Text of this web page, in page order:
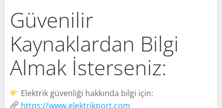
Güvenilir
Kaynaklardan Bilgi
Almak İsterseniz:
Elektrik güvenliği hakkında bilgi için:
https://www.elektrikport.com